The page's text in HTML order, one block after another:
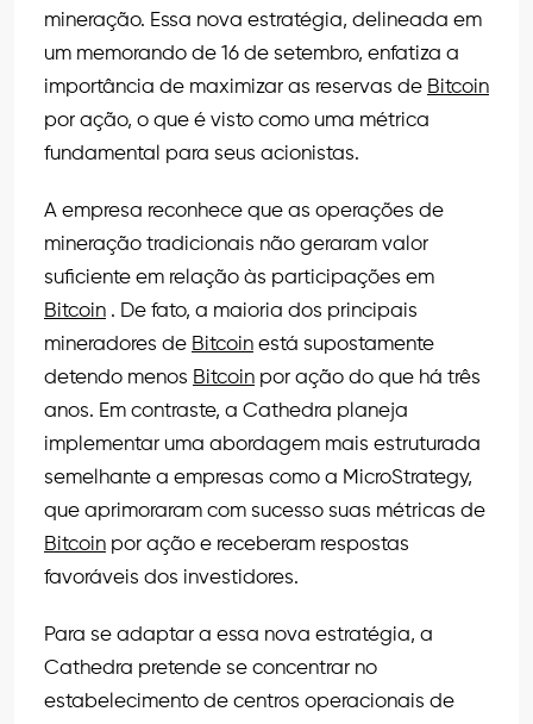
mineração. Essa nova estratégia, delineada em
um memorando de 16 de setembro, enfatiza a
importância de maximizar as reservas de Bitcoin
por ação, o que é visto como uma métrica
fundamental para seus acionistas.
A empresa reconhece que as operações de
mineração tradicionais não geraram valor
suficiente em relação às participações em
Bitcoin . De fato, a maioria dos principais
mineradores de Bitcoin está supostamente
detendo menos Bitcoin por ação do que há três
anos. Em contraste, a Cathedra planeja
implementar uma abordagem mais estruturada
semelhante a empresas como a MicroStrategy,
que aprimoraram com sucesso suas métricas de
Bitcoin por ação e receberam respostas
favoráveis dos investidores.
Para se adaptar a essa nova estratégia, a
Cathedra pretende se concentrar no
estabelecimento de centros operacionais de